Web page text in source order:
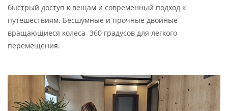
быстрый доступ к вещам и современный подход к
путешествиям. Бесшумные и прочные двойные
вращающиеся колеса 360 градусов для легкого
перемещения.